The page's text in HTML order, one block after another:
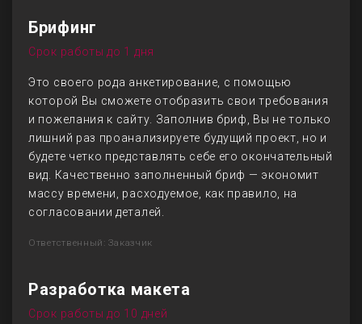
Брифинг
Срок работы до 1 дня
Это своего рода анкетирование, с помощью
которой Вы сможете отобразить свои требования
и пожелания к сайту. Заполнив бриф, Вы не только
лишний раз проанализируете будущий проект, но и
будете четко представлять себе его окончательный
вид. Качественно заполненный бриф — экономит
массу времени, расходуемое, как правило, на
согласовании деталей.
Ответственный: Заказчик
Разработка макета
Срок работы до 10 дней